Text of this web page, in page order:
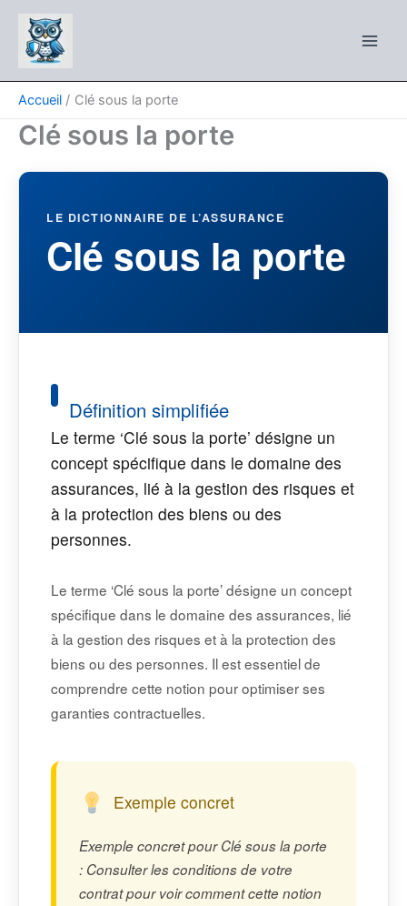
contenu
Accueil Clé sous la porte
Clé sous la porte
LE DICTIONNAIRE DE L’ASSURANCE
Clé sous la porte
Définition simplifiée
Le terme ‘Clé sous la porte’ désigne un
concept spécifique dans le domaine des
assurances, lié à la gestion des risques et
à la protection des biens ou des
personnes.
Le terme ‘Clé sous la porte’ désigne un concept
spécifique dans le domaine des assurances, lié
à la gestion des risques et à la protection des
biens ou des personnes. Il est essentiel de
comprendre cette notion pour optimiser ses
garanties contractuelles.
Exemple concret
Exemple concret pour Clé sous la porte
: Consulter les conditions de votre
contrat pour voir comment cette notion